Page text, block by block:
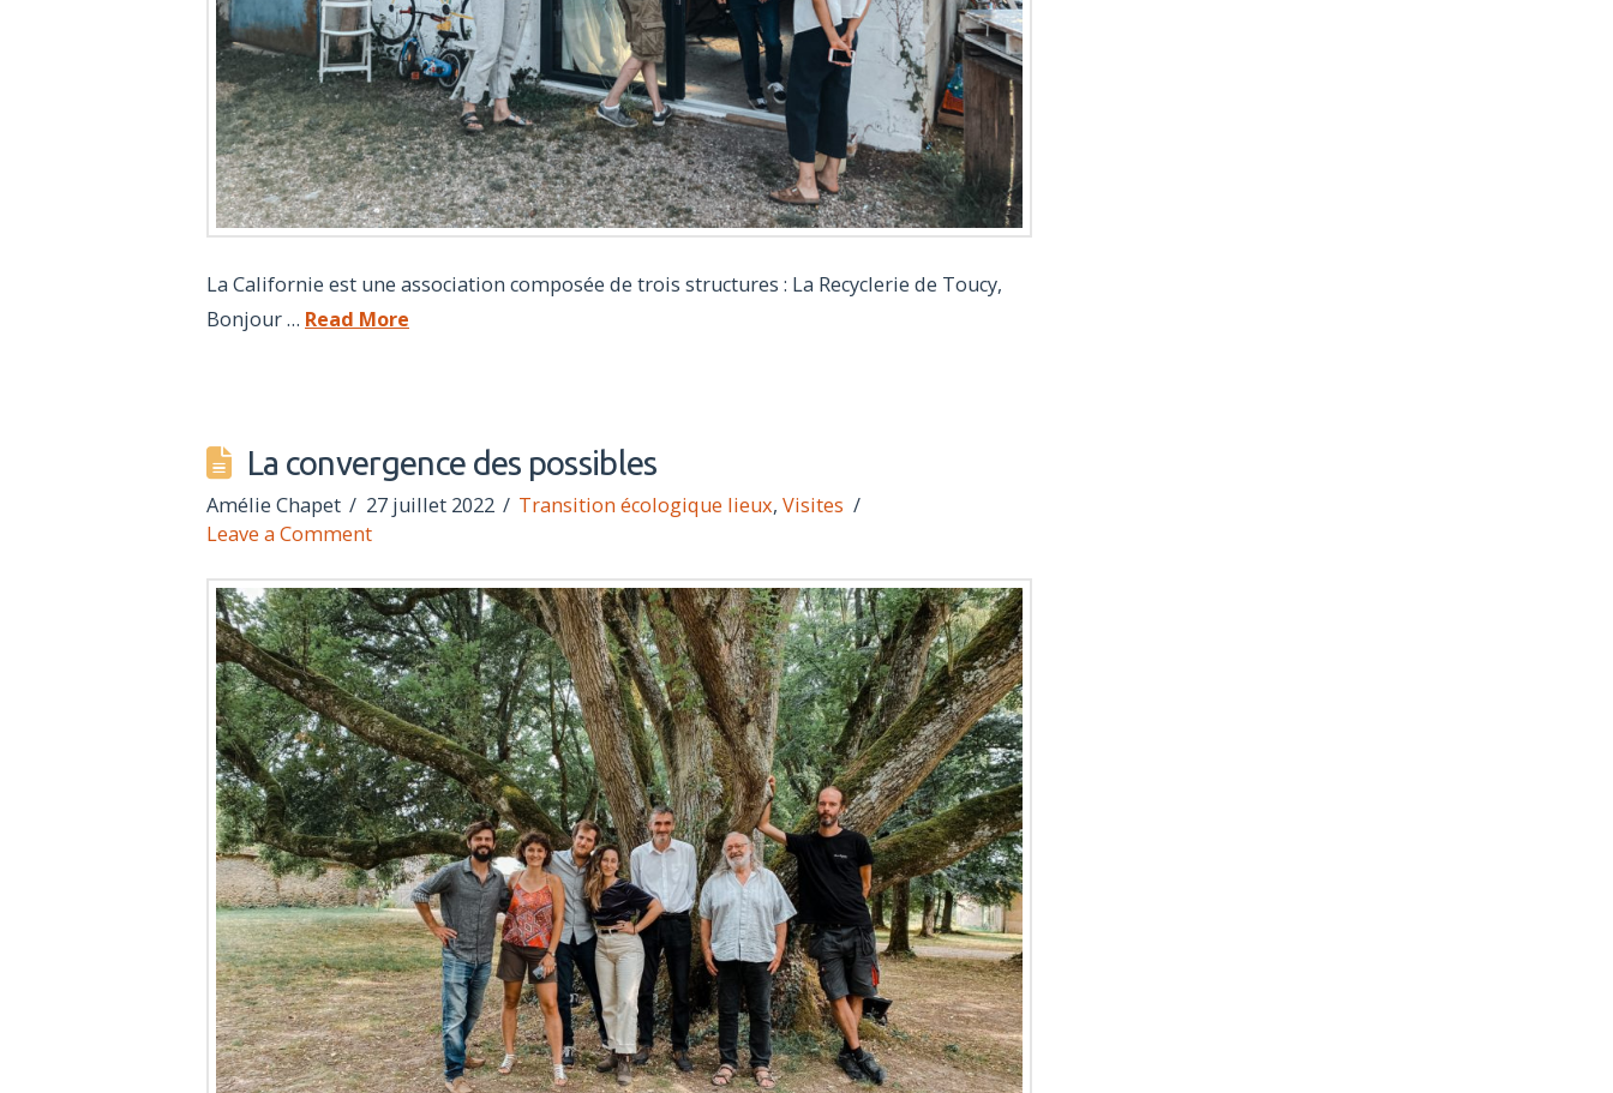
La Californie est une association composée de trois structures : La Recyclerie de Toucy,
Bonjour … Read More
La convergence des possibles
Amélie Chapet 27 juillet 2022 Transition écologique lieux,Visites
Leave a Comment